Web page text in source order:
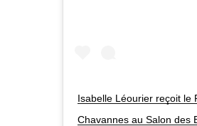
Isabelle Léourier reçoit le
Chavannes au Salon des